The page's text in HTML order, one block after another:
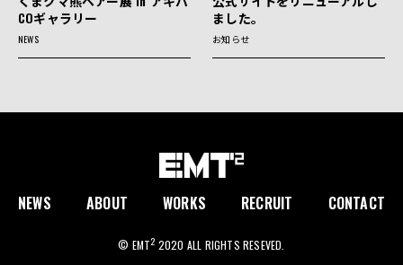
COギャラリー
NEWS
ました。
お知らせ
NEWS ABOUT WORKS RECRUIT CONTACT
© EMT2 2020 ALL RIGHTS RESEVED.